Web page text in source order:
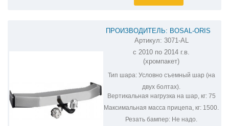
ПРОИЗВОДИТЕЛЬ: BOSAL-ORIS
ФАРКОП НА LEXUS GX 460 3071-AL
Артикул: 3071-AL
с 2010 по 2014 г.в.
(хромпакет)
Тип шара:Условно съемный шар (на
двух болтах).
Вертикальная нагрузка на шар, кг:75
Максимальная масса прицепа, кг: 1500.
Резать бампер: Не надо.